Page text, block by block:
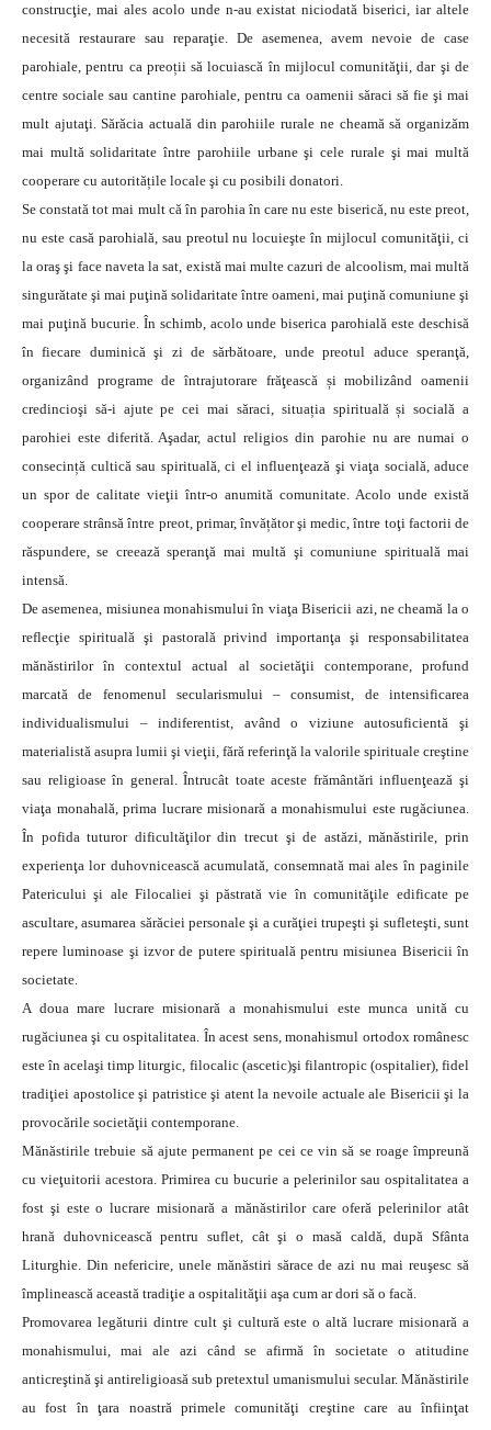
construcţie, mai ales acolo unde n-au existat niciodată biserici, iar altele
necesită restaurare sau reparaţie. De asemenea, avem nevoie de case
parohiale, pentru ca preoții să locuiască în mijlocul comunităţii, dar şi de
centre sociale sau cantine parohiale, pentru ca oamenii săraci să fie şi mai
mult ajutaţi. Sărăcia actuală din parohiile rurale ne cheamă să organizăm
mai multă solidaritate între parohiile urbane şi cele rurale şi mai multă
cooperare cu autoritățile locale şi cu posibili donatori.
Se constată tot mai mult că în parohia în care nu este biserică, nu este preot,
nu este casă parohială, sau preotul nu locuieşte în mijlocul comunităţii, ci
la oraş şi face naveta la sat, există mai multe cazuri de alcoolism, mai multă
singurătate şi mai puţină solidaritate între oameni, mai puţină comuniune şi
mai puţină bucurie. În schimb, acolo unde biserica parohială este deschisă
în fiecare duminică şi zi de sărbătoare, unde preotul aduce speranţă,
organizând programe de întrajutorare frăţească și mobilizând oamenii
credincioşi să-i ajute pe cei mai săraci, situația spirituală și socială a
parohiei este diferită. Aşadar, actul religios din parohie nu are numai o
consecință cultică sau spirituală, ci el influenţează şi viaţa socială, aduce
un spor de calitate vieţii într-o anumită comunitate. Acolo unde există
cooperare strânsă între preot, primar, învățător şi medic, între toţi factorii de
răspundere, se creează speranţă mai multă şi comuniune spirituală mai
intensă.
De asemenea, misiunea monahismului în viaţa Bisericii azi, ne cheamă la o
reflecţie spirituală şi pastorală privind importanţa şi responsabilitatea
mănăstirilor în contextul actual al societăţii contemporane, profund
marcată de fenomenul secularismului – consumist, de intensificarea
individualismului – indiferentist, având o viziune autosuficientă şi
materialistă asupra lumii şi vieţii, fără referinţă la valorile spirituale creştine
sau religioase în general. Întrucât toate aceste frământări influenţează şi
viaţa monahală, prima lucrare misionară a monahismului este rugăciunea.
În pofida tuturor dificultăţilor din trecut şi de astăzi, mănăstirile, prin
experienţa lor duhovnicească acumulată, consemnată mai ales în paginile
Patericului şi ale Filocaliei şi păstrată vie în comunităţile edificate pe
ascultare, asumarea sărăciei personale şi a curăţiei trupeşti şi sufleteşti, sunt
repere luminoase şi izvor de putere spirituală pentru misiunea Bisericii în
societate.
A doua mare lucrare misionară a monahismului este munca unită cu
rugăciunea şi cu ospitalitatea. În acest sens, monahismul ortodox românesc
este în acelaşi timp liturgic, filocalic (ascetic)şi filantropic (ospitalier), fidel
tradiţiei apostolice şi patristice şi atent la nevoile actuale ale Bisericii şi la
provocările societăţii contemporane.
Mănăstirile trebuie să ajute permanent pe cei ce vin să se roage împreună
cu vieţuitorii acestora. Primirea cu bucurie a pelerinilor sau ospitalitatea a
fost şi este o lucrare misionară a mănăstirilor care oferă pelerinilor atât
hrană duhovnicească pentru suflet, cât şi o masă caldă, după Sfânta
Liturghie. Din nefericire, unele mănăstiri sărace de azi nu mai reuşesc să
împlinească această tradiţie a ospitalităţii aşa cum ar dori să o facă.
Promovarea legăturii dintre cult şi cultură este o altă lucrare misionară a
monahismului, mai ale azi când se afirmă în societate o atitudine
anticreştină şi antireligioasă sub pretextul umanismului secular. Mănăstirile
au fost în ţara noastră primele comunităţi creştine care au înfiinţat